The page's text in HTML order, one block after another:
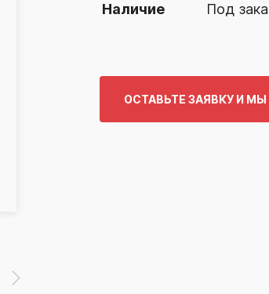
Наличие Под
ОСТАВЬТЕ ЗАЯВКУ И